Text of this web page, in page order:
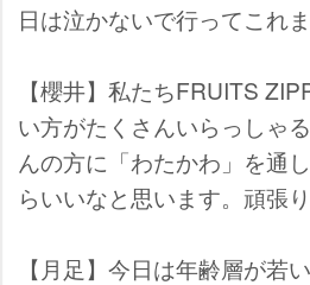
日は泣かないで行ってこれま
【櫻井】私たちFRUITS
い方がたくさんいらっしゃ
んの方に「わたかわ」を通
らいいなと思います。頑張
【月足】今日は年齢層が若